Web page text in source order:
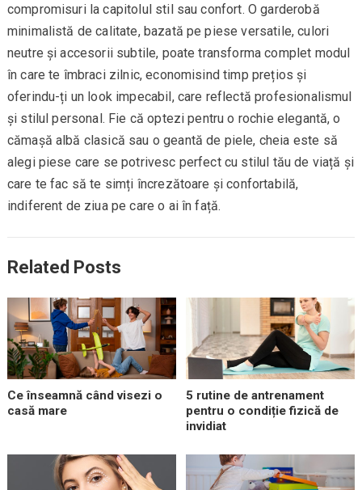
compromisuri la capitolul stil sau confort. O garderobă
minimalistă de calitate, bazată pe piese versatile, culori
neutre și accesorii subtile, poate transforma complet modul
în care te îmbraci zilnic, economisind timp prețios și
oferindu-ți un look impecabil, care reflectă profesionalismul
și stilul personal. Fie că optezi pentru o rochie elegantă, o
cămașă albă clasică sau o geantă de piele, cheia este să
alegi piese care se potrivesc perfect cu stilul tău de viață și
care te fac să te simți încrezătoare și confortabilă,
indiferent de ziua pe care o ai în față.
Related Posts
Ce înseamnă când visezi o
casă mare
5 rutine de antrenament
pentru o condiție fizică de
invidiat